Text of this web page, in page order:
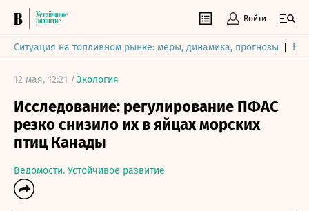
Войти
Ситуация на топливном рынке: меры, динамика, прогнозы
12 мая, 12:21 /Экология
Исследование: регулирование ПФАС
резко снизило их в яйцах морских
птиц Канады
Ведомости. Устойчивое развитие